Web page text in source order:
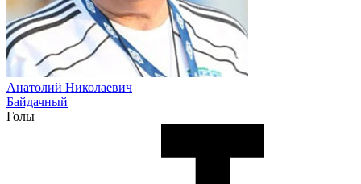
Анатолий Николаевич
Байдачный
Голы